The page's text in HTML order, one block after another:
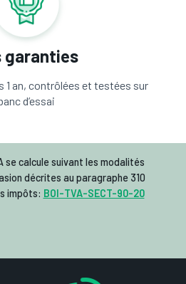
garanties
1 an, contrôlées et testées sur
d’essai
se calcule suivant les modalités
décrites au paragraphe 310
impôts: BOI-TVA-SECT-90-20